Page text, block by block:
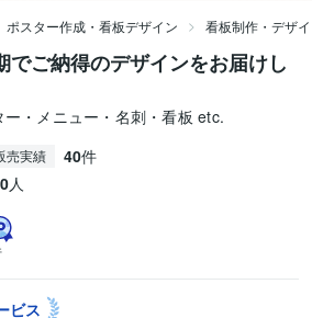
ポスター作成・看板デザイン 看板制作・デザ
でご納得のデザインをお届けし
・メニュー・名刺・看板 etc.
売実績 40件
0人
ビス